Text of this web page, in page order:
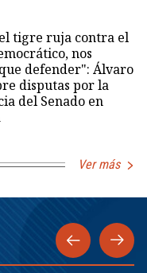
tigre ruja contra el
nos
defender": Álvaro
disputas por la
del Senado en
Ver más